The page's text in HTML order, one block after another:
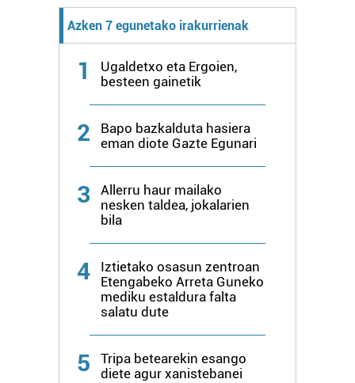
Azken 7 egunetako irakurrienak
1
Ugaldetxo eta Ergoien,
besteen gainetik
2
Bapo bazkalduta hasiera
eman diote Gazte Egunari
3
Allerru haur mailako
nesken taldea, jokalarien
bila
4
Iztietako osasun zentroan
Etengabeko Arreta Guneko
mediku estaldura falta
salatu dute
5
Tripa betearekin esango
diete agur xanistebanei